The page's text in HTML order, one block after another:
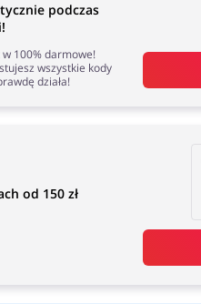
od 150 zł
podczas
100% darmowe!
wszystkie kody
działa!